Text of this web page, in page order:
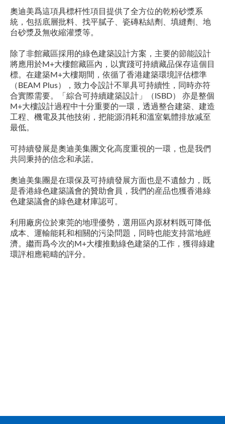
奧迪美爲這項具標杆性項目提供了全方位的乾粉砂漿系
統，包括底層批料、找平膩子、瓷磚粘結劑、填縫劑、地
台砂漿及無收縮灌漿等。
除了非館藏區採用的綠色建築設計方案，主要的節能設計
將應用於M+大樓館藏區內，以實踐可持續藏品保存這個目
標。在建築M+大樓期間，依循了香港建築環境評估標準
（BEAM Plus），致力令設計不單具可持續性，同時亦符
合實際需要。「綜合可持續建築設計」（ISBD） 亦是整個
M+大樓設計過程中十分重要的一環，透過整合建築、建造
工程、機電及其他技術，把能源消耗和溫室氣體排放减至
最低。
可持續發展是奧迪美集團文化高度重視的一環，也是我們
共同秉持的信念和承諾。
奧迪美集團是在環保及可持續發展方面也是不遺餘力，既
是香港綠色建築議會的贊助會員，我們的産品也獲香港綠
色建築議會的綠色建材庫認可。
利用廠房位於東莞的地理優勢，選用區內原材料既可降低
成本、運輸能耗和相關的污染問題，同時也能支持當地經
濟。繼而爲今次的M+大樓推動綠色建築的工作，獲得綠建
環評相應範疇的評分。